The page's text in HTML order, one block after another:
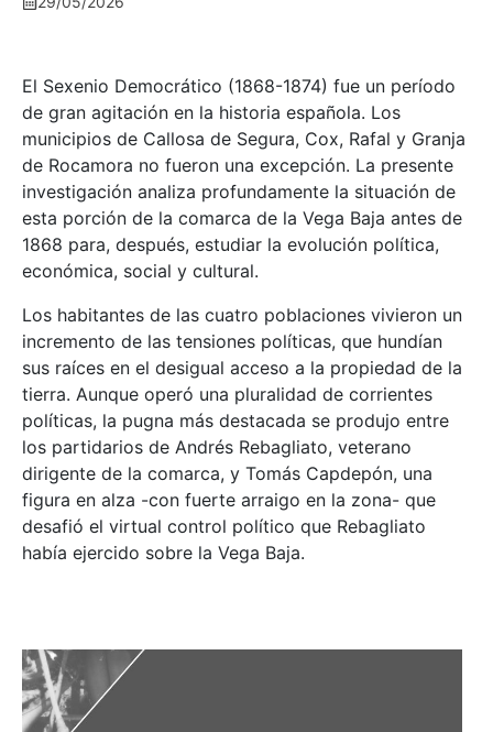
El Sexenio Democrático (1868-1874) fue un período
de gran agitación en la historia española. Los
municipios de Callosa de Segura, Cox, Rafal y Granja
de Rocamora no fueron una excepción. La presente
investigación analiza profundamente la situación de
esta porción de la comarca de la Vega Baja antes de
1868 para, después, estudiar la evolución política,
económica, social y cultural.
Los habitantes de las cuatro poblaciones vivieron un
incremento de las tensiones políticas, que hundían
sus raíces en el desigual acceso a la propiedad de la
tierra. Aunque operó una pluralidad de corrientes
políticas, la pugna más destacada se produjo entre
los partidarios de Andrés Rebagliato, veterano
dirigente de la comarca, y Tomás Capdepón, una
figura en alza -con fuerte arraigo en la zona- que
desafió el virtual control político que Rebagliato
había ejercido sobre la Vega Baja.